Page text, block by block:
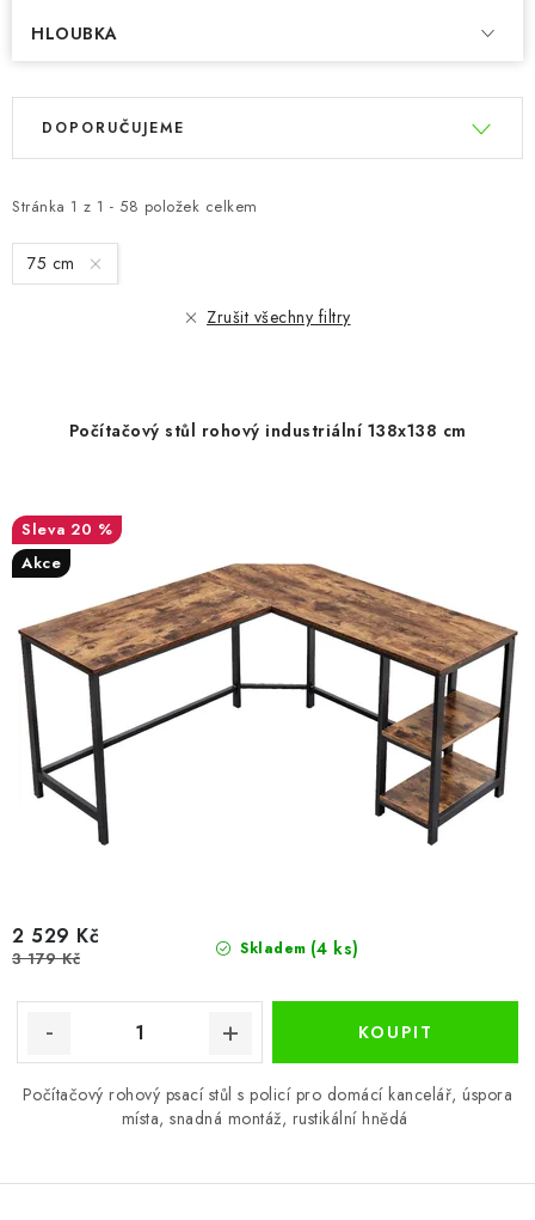
HLOUBKA
V
i
s
p
ů
Stránka 1 z 1 - 58 položek celkem
Ř
e
n
í
t
ů
DOPORUČUJEME
75 cm
Zrušit všechny filtry
Počítačový stůl rohový industriální 138x138 cm
20 %
Akce
Skladem (4 ks)
2 529 Kč
3 179 Kč
Počítačový rohový psací stůl s policí pro domácí kancelář, úspora
místa, snadná montáž, rustikální hnědá